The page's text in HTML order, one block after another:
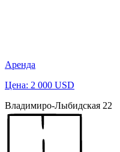
Аренда
Цена: 2 000 USD
Владимиро-Лыбидская 22